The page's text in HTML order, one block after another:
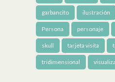
garbancito ilustración
Persona personaje
skull tarjeta visita
tridimensional